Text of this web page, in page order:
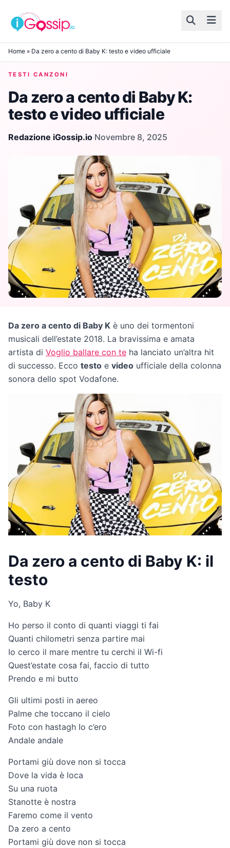
Skip to content
Home » Da zero a cento di Baby K: testo e video ufficiale
TESTI CANZONI
Da zero a cento di Baby K:
testo e video ufficiale
Redazione iGossip.io·Novembre 8, 2025
Da zero a cento di Baby K è uno dei tormentoni
musicali dell’estate 2018. La bravissima e amata
artista di Voglio ballare con te ha lanciato un’altra hit
di successo. Ecco testo e video ufficiale della colonna
sonora dello spot Vodafone.
Da zero a cento di Baby K: il
testo
Yo, Baby K
Ho perso il conto di quanti viaggi ti fai
Quanti chilometri senza partire mai
Io cerco il mare mentre tu cerchi il Wi-fi
Quest’estate cosa fai, faccio di tutto
Prendo e mi butto
Gli ultimi posti in aereo
Palme che toccano il cielo
Foto con hastagh Io c’ero
Andale andale
Portami giù dove non si tocca
Dove la vida è loca
Su una ruota
Stanotte è nostra
Faremo come il vento
Da zero a cento
Portami giù dove non si tocca